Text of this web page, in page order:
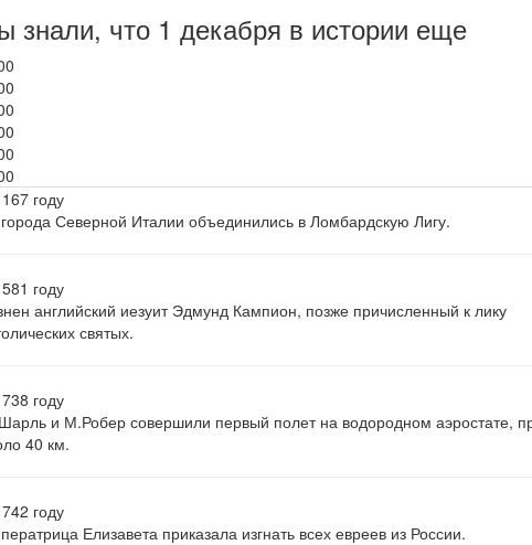
знали, что 1 декабря в истории еще
году
Северной Италии объединились в Ломбардскую Лигу.
году
английский иезуит Эдмунд Кампион, позже причисленный к лику
святых.
году
и М.Робер совершили первый полет на водородном аэростате,
40 км.
году
Елизавета приказала изгнать всех евреев из России.